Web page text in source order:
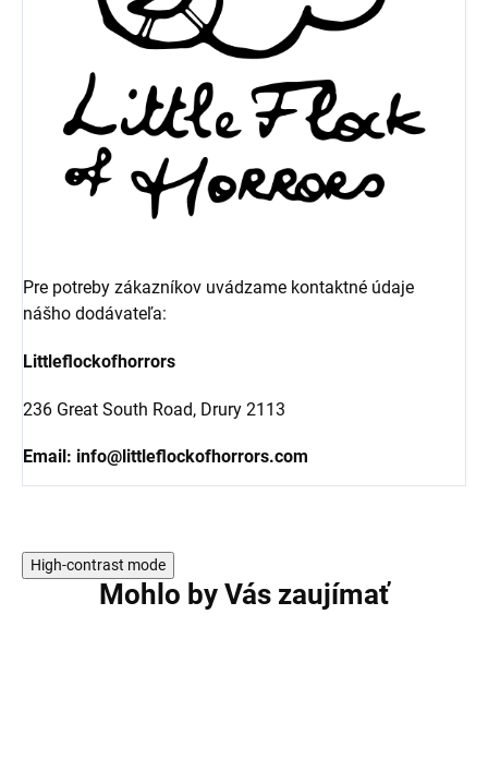
Pre potreby zákazníkov uvádzame kontaktné údaje
nášho dodávateľa:
Littleflockofhorrors
236 Great South Road, Drury 2113
Email: info@littleflockofhorrors.com
High-contrast mode
Mohlo by Vás zaujímať